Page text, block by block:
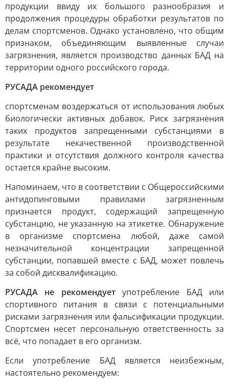
продукции ввиду их большого разнообразия и
продолжения процедуры обработки результатов по
делам спортсменов. Однако установлено, что общим
признаком, объединяющим выявленные случаи
загрязнения, является производство данных БАД на
территории одного российского города.
РУСАДА рекомендует
спортсменам воздержаться от использования любых
биологически активных добавок. Риск загрязнения
таких продуктов запрещенными субстанциями в
результате некачественной производственной
практики и отсутствия должного контроля качества
остается крайне высоким.
Напоминаем, что в соответствии с Общероссийскими
антидопинговыми правилами загрязненным
признается продукт, содержащий запрещенную
субстанцию, не указанную на этикетке. Обнаружение
в организме спортсмена любой, даже самой
незначительной концентрации запрещенной
субстанции, попавшей вместе с БАД, может повлечь
за собой дисквалификацию.
РУСАДА не рекомендуетупотребление БАД или
спортивного питания в связи с потенциальными
рисками загрязнения или фальсификации продукции.
Спортсмен несет персональную ответственность за
всё, что попадает в его организм.
Если употребление БАД является неизбежным,
настоятельно рекомендуем: